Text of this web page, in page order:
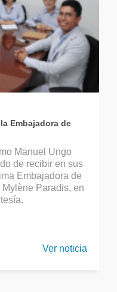
Embajadora de
Manuel Ungo
de recibir en sus
Embajadora de
Paradis, en
Ver noticia